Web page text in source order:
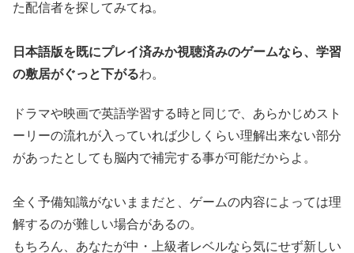
た配信者を探してみてね。
日本語版を既にプレイ済みか視聴済みのゲームなら、学習
の敷居がぐっと下がるわ。
ドラマや映画で英語学習する時と同じで、あらかじめスト
ーリーの流れが入っていれば少しくらい理解出来ない部分
があったとしても脳内で補完する事が可能だからよ。
全く予備知識がないままだと、ゲームの内容によっては理
解するのが難しい場合があるの。
もちろん、あなたが中・上級者レベルなら気にせず新しい